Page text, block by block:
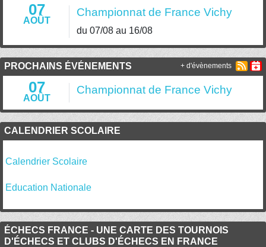
07
AOÛT
Championnat de France Vichy
du 07/08 au 16/08
PROCHAINS ÉVÉNEMENTS
07
AOÛT
Championnat de France Vichy
+ d'évènements
CALENDRIER SCOLAIRE
Calendrier Scolaire
Education Nationale
ÉCHECS FRANCE - UNE CARTE DES TOURNOIS
D'ÉCHECS ET CLUBS D'ÉCHECS EN FRANCE